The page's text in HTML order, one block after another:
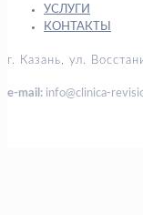
УСЛУГИ
КОНТАКТЫ
г. Казань, ул.
e-mail: info@clinica-